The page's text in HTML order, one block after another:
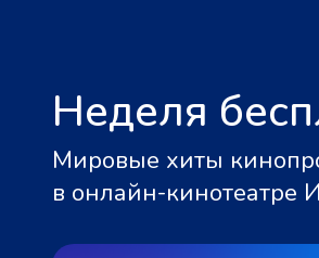
Неделя
Мировые хиты
в онлайн-кинотеатре